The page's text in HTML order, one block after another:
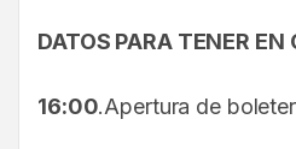
DATOS PARA TENER EN
16:00.Apertura de